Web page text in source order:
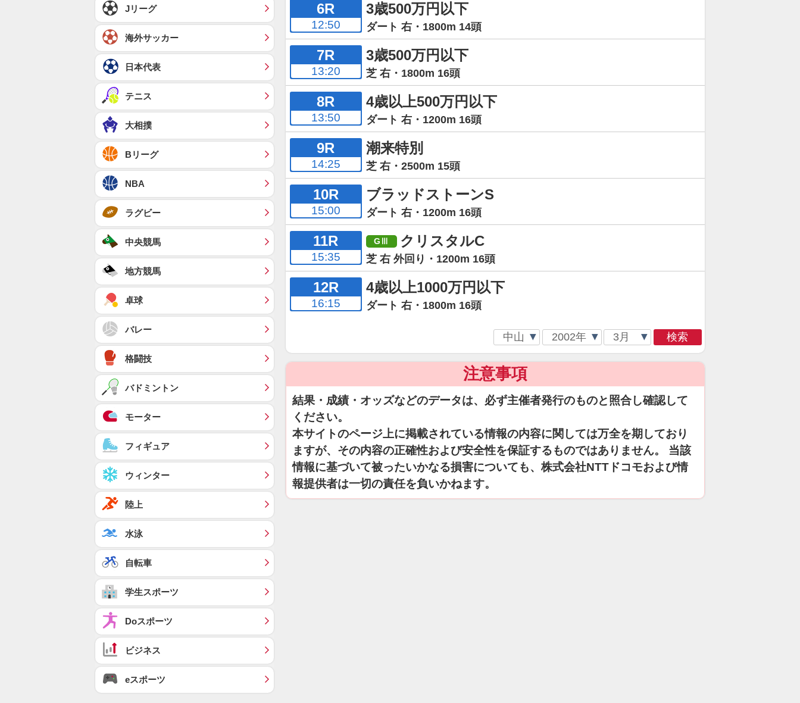
6R
12:50
3歳500万円以下
ダート 右・1800m 14頭
7R
13:20
3歳500万円以下
芝 右・1800m 16頭
8R
13:50
4歳以上500万円以下
ダート 右・1200m 16頭
9R
14:25
潮来特別
芝 右・2500m 15頭
10R
15:00
ブラッドストーンS
ダート 右・1200m 16頭
11R
15:35
クリスタルC
芝 右 外回り・1200m 16頭
12R
16:15
4歳以上1000万円以下
ダート 右・1800m 16頭
検索
注意事項
結果・成績・オッズなどのデータは、必ず主催者発行のものと照合し確認して
ください。
本サイトのページ上に掲載されている情報の内容に関しては万全を期しており
ますが、その内容の正確性および安全性を保証するものではありません。 当該
情報に基づいて被ったいかなる損害についても、株式会社NTTドコモおよび情
報提供者は一切の責任を負いかねます。
Jリーグ
海外サッカー
日本代表
テニス
大相撲
Bリーグ
NBA
ラグビー
中央競馬
地方競馬
卓球
バレー
格闘技
バドミントン
モーター
フィギュア
ウィンター
陸上
水泳
自転車
学生スポーツ
Doスポーツ
ビジネス
eスポーツ